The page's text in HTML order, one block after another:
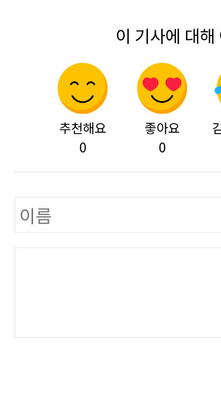
이 기사에 대
추천해요
0
좋아요
0